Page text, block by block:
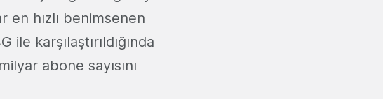
hızlı benimsenen
karşılaştırıldığında
abone sayısını